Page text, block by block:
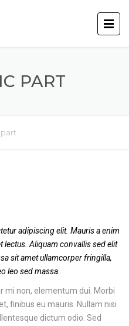
PART
part
adipiscing elit. Mauris a enim
lectus. Aliquam convallis sed elit
sit amet ullamcorper fringilla,
leo sed massa.
mi non, elementum dui. Morbi
finibus eu mauris. Nullam nisi
dictum odio. Sed